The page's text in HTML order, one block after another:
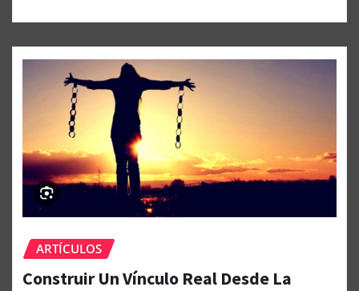
ARTÍCULOS
Construir Un Vínculo Real Desde La